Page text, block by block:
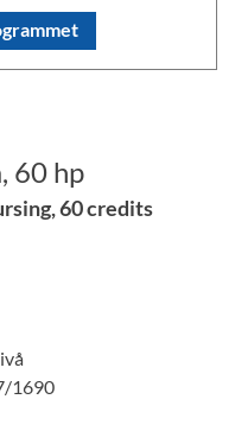
60 hp
60 credits
1690